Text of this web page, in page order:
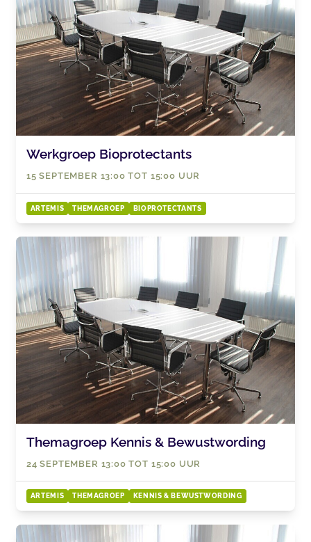
Werkgroep Bioprotectants
15 SEPTEMBER 13:00 TOT 15:00 UUR
ARTEMIS THEMAGROEP BIOPROTECTANTS
Themagroep Kennis & Bewustwording
24 SEPTEMBER 13:00 TOT 15:00 UUR
ARTEMIS THEMAGROEP KENNIS & BEWUSTWORDING